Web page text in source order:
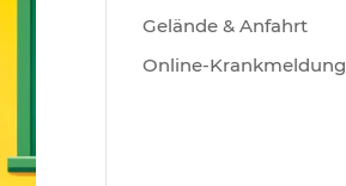
Gelände & Anfahrt
Online-Krankmeldung